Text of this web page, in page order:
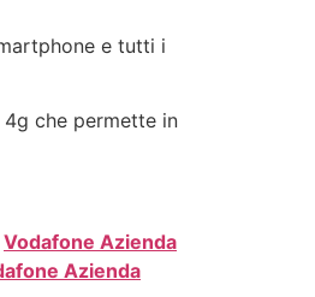
e tutti i
che permette in
Vodafone Azienda
Azienda